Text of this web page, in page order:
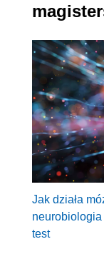
Jak działa
test